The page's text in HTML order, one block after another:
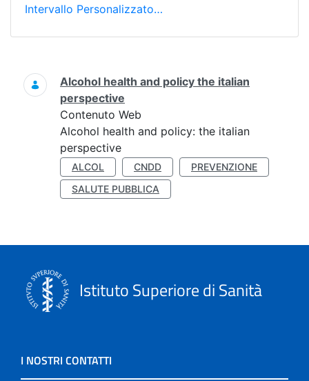
Intervallo Personalizzato…
Ricerca
Alcohol health and policy the italian
perspective
Contenuto Web
Alcohol health and policy: the italian
perspective
ALCOL CNDD
PREVENZIONE
SALUTE PUBBLICA
Istituto Superiore di Sanità
I NOSTRI CONTATTI